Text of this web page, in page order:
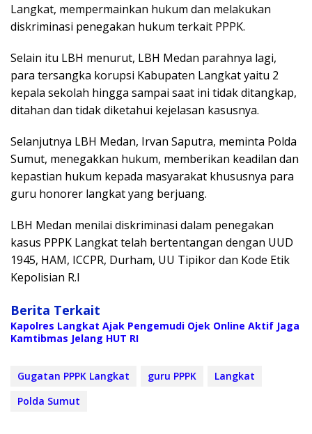
Langkat, mempermainkan hukum dan melakukan
diskriminasi penegakan hukum terkait PPPK.
Selain itu LBH menurut, LBH Medan parahnya lagi,
para tersangka korupsi Kabupaten Langkat yaitu 2
kepala sekolah hingga sampai saat ini tidak ditangkap,
ditahan dan tidak diketahui kejelasan kasusnya.
Selanjutnya LBH Medan, Irvan Saputra, meminta Polda
Sumut, menegakkan hukum, memberikan keadilan dan
kepastian hukum kepada masyarakat khususnya para
guru honorer langkat yang berjuang.
LBH Medan menilai diskriminasi dalam penegakan
kasus PPPK Langkat telah bertentangan dengan UUD
1945, HAM, ICCPR, Durham, UU Tipikor dan Kode Etik
Kepolisian R.I
Berita Terkait
Kapolres Langkat Ajak Pengemudi Ojek Online Aktif Jaga
Kamtibmas Jelang HUT RI
Gugatan PPPK Langkat guru PPPK
Langkat
Polda Sumut